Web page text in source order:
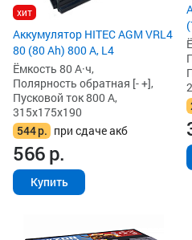
хит
Аккумулятор HITEC AGM VRL4
80 (80 Ah) 800 А, L4
Ёмкость 80 А·ч,
Полярность обратная [- +],
Пусковой ток 800 А,
315x175x190
544р. при сдаче акб
566р.
Купить